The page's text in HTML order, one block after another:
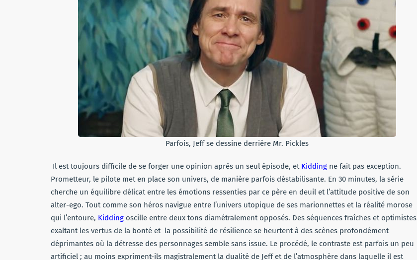
Parfois, Jeff se dessine derrière Mr. Pickles
Il est toujours difficile de se forger une opinion après un seul épisode, et Kidding ne fait pas exception.
Prometteur, le pilote met en place son univers, de manière parfois déstabilisante. En 30 minutes, la série
cherche un équilibre délicat entre les émotions ressenties par ce père en deuil et l’attitude positive de son
alter-ego. Tout comme son héros navigue entre l’univers utopique de ses marionnettes et la réalité morose
qui l’entoure, Kidding oscille entre deux tons diamétralement opposés. Des séquences fraîches et optimistes
exaltant les vertus de la bonté et la possibilité de résilience se heurtent à des scènes profondément
déprimantes où la détresse des personnages semble sans issue. Le procédé, le contraste est parfois un peu
artificiel ; au moins expriment-ils magistralement la dualité de Jeff et de l’atmosphère dans laquelle il est